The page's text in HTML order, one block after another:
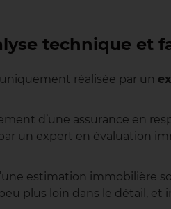
technique et
réalisée par un
d’une assurance en
un expert en évaluation
estimation immobilière
plus loin dans le détail, et